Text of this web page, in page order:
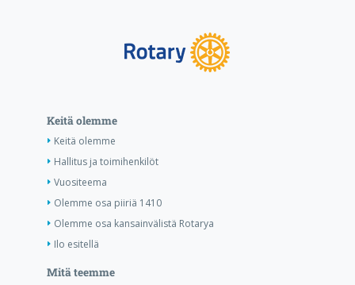
Keitä olemme
Keitä olemme
Hallitus ja toimihenkilöt
Vuositeema
Olemme osa piiriä 1410
Olemme osa kansainvälistä Rotarya
Ilo esitellä
Mitä teemme